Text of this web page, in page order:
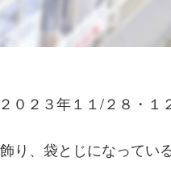
０２３年１１/２８・
り、袋とじになってい